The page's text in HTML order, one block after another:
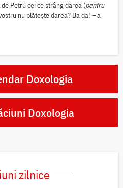
Petru cei ce strâng darea (pentru
nu plătește darea? Ba da! – a
Doxologia
Doxologia
zilnice